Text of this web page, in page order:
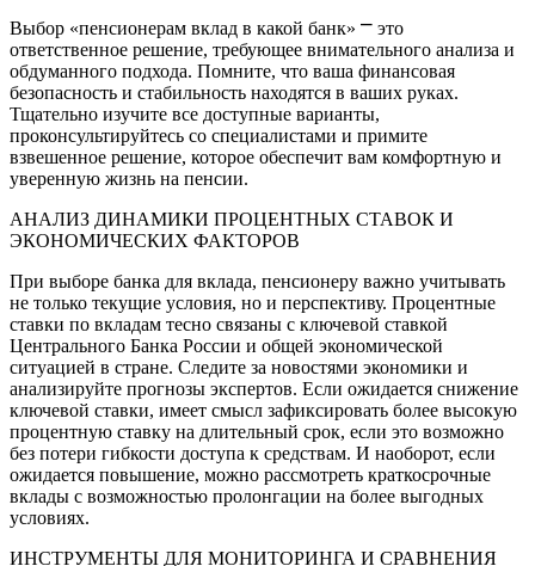
Выбор «пенсионерам вклад в какой банк» ⎻ это
ответственное решение, требующее внимательного анализа и
обдуманного подхода. Помните, что ваша финансовая
безопасность и стабильность находятся в ваших руках.
Тщательно изучите все доступные варианты,
проконсультируйтесь со специалистами и примите
взвешенное решение, которое обеспечит вам комфортную и
уверенную жизнь на пенсии.
АНАЛИЗ ДИНАМИКИ ПРОЦЕНТНЫХ СТАВОК И
ЭКОНОМИЧЕСКИХ ФАКТОРОВ
При выборе банка для вклада, пенсионеру важно учитывать
не только текущие условия, но и перспективу. Процентные
ставки по вкладам тесно связаны с ключевой ставкой
Центрального Банка России и общей экономической
ситуацией в стране. Следите за новостями экономики и
анализируйте прогнозы экспертов. Если ожидается снижение
ключевой ставки, имеет смысл зафиксировать более высокую
процентную ставку на длительный срок, если это возможно
без потери гибкости доступа к средствам. И наоборот, если
ожидается повышение, можно рассмотреть краткосрочные
вклады с возможностью пролонгации на более выгодных
условиях.
ИНСТРУМЕНТЫ ДЛЯ МОНИТОРИНГА И СРАВНЕНИЯ